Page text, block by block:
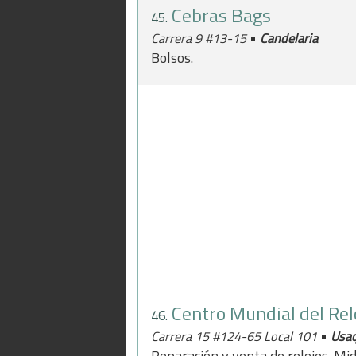
45. Cebras Bags
Carrera 9 #13-15• Candelaria
Bolsos.
46. Centro Mundial del
Carrera 15 #124-65 Local 101 •